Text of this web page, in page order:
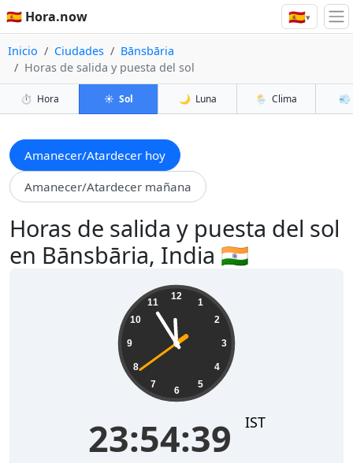
🇪🇸 Hora.now 🇪🇸▾
Inicio Ciudades
Bānsbāria
Horas de salida y puesta del sol
⏱️ Hora ☀️ Sol 🌙 Luna 🌦️ Clima 💨
Amanecer/Atardecer hoy
Amanecer/Atardecer mañana
Horas de salida y puesta del sol
en Bānsbāria, India 🇮🇳
12
1
2
3
4
5
6
7
8
9
10
11
23:54:41 IST